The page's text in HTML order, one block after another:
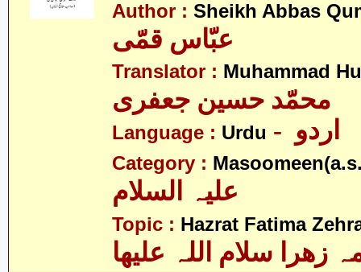
Author : Sheikh Abbas
عبّاس قمّی
Translator : Muhammad
محمّد حسین جعفری
Language : Urdu
Category :
Topic : Hazrat Fatima
زھرا سلام اللہ علیھا